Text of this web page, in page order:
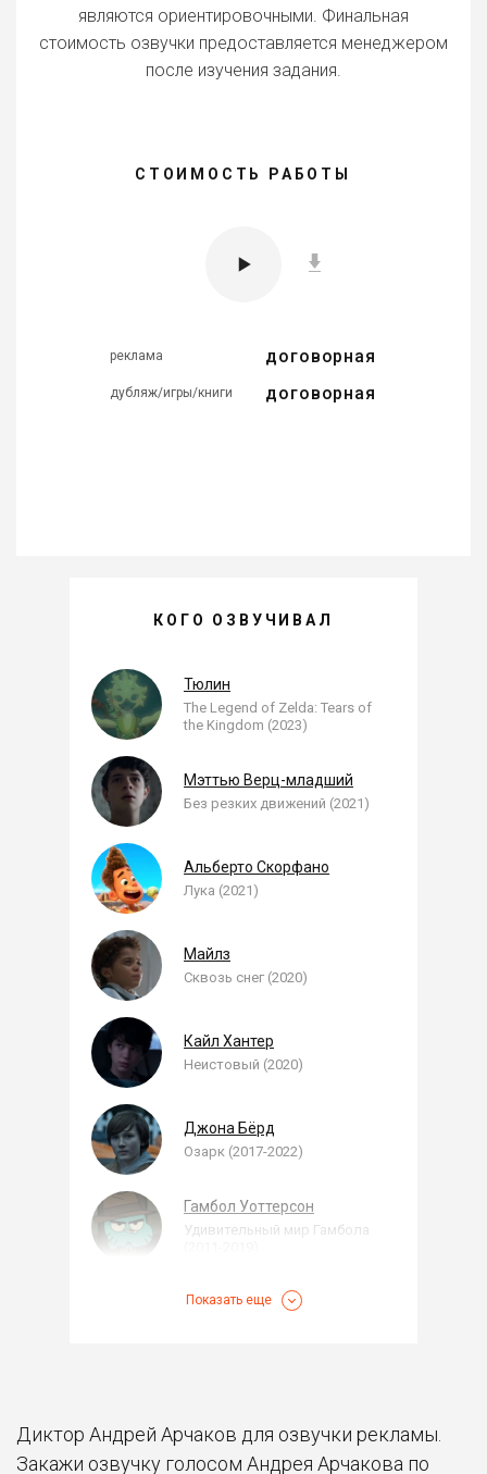
являются ориентировочными. Финальная
стоимость озвучки предоставляется менеджером
после изучения задания.
СТОИМОСТЬ РАБОТЫ
реклама договорная
дубляж/игры/книги договорная
АНДРЕЙ АРЧАКОВ —
КОГО ОЗВУЧИВАЛ
Тюлин
The Legend of Zelda: Tears of
the Kingdom (2023)
Мэттью Верц-младший
Без резких движений (2021)
Альберто Скорфано
Лука (2021)
Майлз
Сквозь снег (2020)
Кайл Хантер
Неистовый (2020)
Джона Бёрд
Озарк (2017-2022)
Гамбол Уоттерсон
Удивительный мир Гамбола
Показать еще
Диктор Андрей Арчаков для озвучки рекламы.
Закажи озвучку голосом Андрея Арчакова по